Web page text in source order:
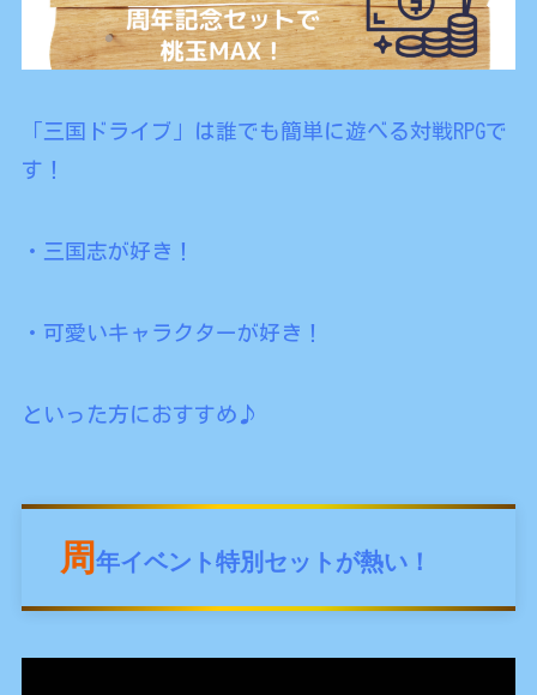
「三国ドライブ」は誰でも簡単に遊べる対戦RPGで
す！
・三国志が好き！
・可愛いキャラクターが好き！
といった方におすすめ♪
周 年イベント特別セットが熱い！